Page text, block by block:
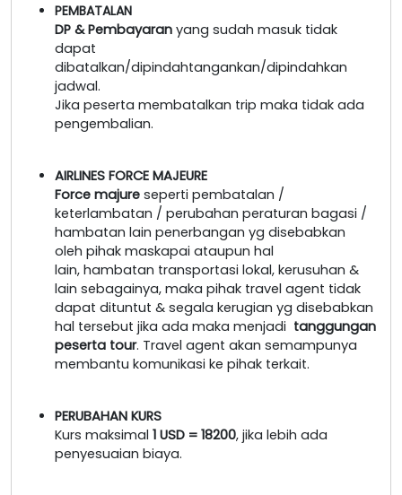
PEMBATALAN
DP & Pembayaran yang sudah masuk tidak
dapat
dibatalkan/dipindahtangankan/dipindahkan
jadwal.
Jika peserta membatalkan trip maka tidak ada
pengembalian.
AIRLINES FORCE MAJEURE
Force majure seperti pembatalan /
keterlambatan / perubahan peraturan bagasi /
hambatan lain penerbangan yg disebabkan
oleh pihak maskapai ataupun hal
lain, hambatan transportasi lokal, kerusuhan &
lain sebagainya, maka pihak travel agent tidak
dapat dituntut & segala kerugian yg disebabkan
hal tersebut jika ada maka menjadi tanggungan
peserta tour. Travel agent akan semampunya
membantu komunikasi ke pihak terkait.
PERUBAHAN KURS
Kurs maksimal 1 USD = 18200, jika lebih ada
penyesuaian biaya.